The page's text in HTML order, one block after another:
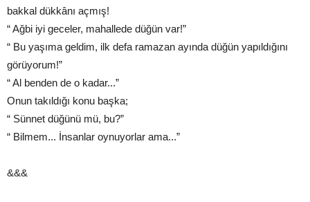
bakkal dükkânı açmış!
“ Ağbi iyi geceler, mahallede düğün var!”
“ Bu yaşıma geldim, ilk defa ramazan ayında düğün yapıldığını
görüyorum!”
“ Al benden de o kadar...”
Onun takıldığı konu başka;
“ Sünnet düğünü mü, bu?”
“ Bilmem... İnsanlar oynuyorlar ama...”
&&&